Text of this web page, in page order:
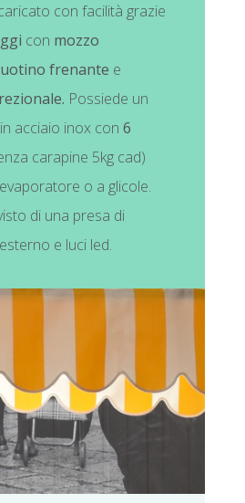
con facilità grazie
con mozzo
frenante e
Possiede un
in acciaio inox con 6
carapine 5kg cad)
o a glicole.
di una presa di
e luci led.